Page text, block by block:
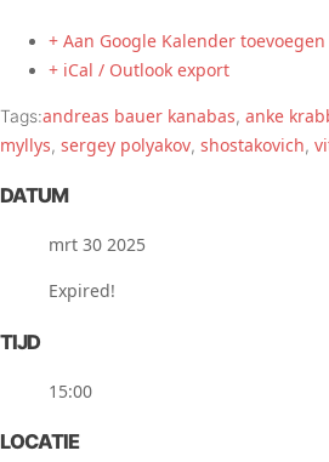
+ Aan Google Kalender toevoegen
+ iCal / Outlook export
Tags:andreas bauer kanabas, anke
myllys, sergey polyakov, shostakovich,
DATUM
mrt 30 2025
Expired!
TIJD
15:00
LOCATIE